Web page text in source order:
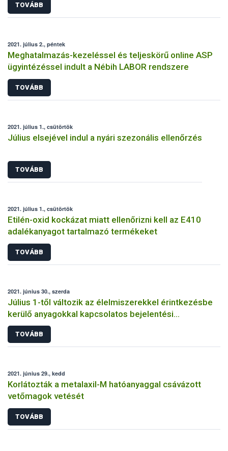
TOVÁBB
2021. július 2., péntek
Meghatalmazás-kezeléssel és teljeskörű online ASP
ügyintézéssel indult a Nébih LABOR rendszere
TOVÁBB
2021. július 1., csütörtök
Július elsejével indul a nyári szezonális ellenőrzés
TOVÁBB
2021. július 1., csütörtök
Etilén-oxid kockázat miatt ellenőrizni kell az E410
adalékanyagot tartalmazó termékeket
TOVÁBB
2021. június 30., szerda
Július 1-től változik az élelmiszerekkel érintkezésbe
kerülő anyagokkal kapcsolatos bejelentési
kötelezettség
TOVÁBB
2021. június 29., kedd
Korlátozták a metalaxil-M hatóanyaggal csávázott
vetőmagok vetését
TOVÁBB